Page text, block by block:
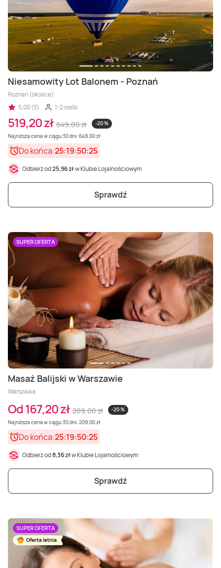
Niesamowity Lot Balonem - Poznań
Poznań (okolice)
5,00 (3)
1-2 osób
519,20 zł 649,00 zł
-20 %
Najniższa cena w ciągu 30 dni: 649,00 zł
Do końca:25:19:50:23
Odbierz od25,96 złw Klubie Lojalnościowym
Sprawdź
SUPER OFERTA
Masaż Balijski w Warszawie
Warszawa
Od 167,20 zł 209,00 zł
-20 %
Najniższa cena w ciągu 30 dni: 209,00 zł
Do końca:25:19:50:23
Odbierz od8,36 złw Klubie Lojalnościowym
Sprawdź
SUPER OFERTA